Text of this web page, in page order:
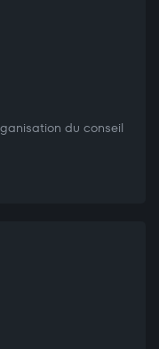
du conseil